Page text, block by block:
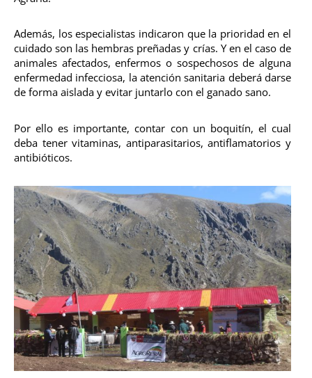
Además, los especialistas indicaron que la prioridad en el
cuidado son las hembras preñadas y crías. Y en el caso de
animales afectados, enfermos o sospechosos de alguna
enfermedad infecciosa, la atención sanitaria deberá darse
de forma aislada y evitar juntarlo con el ganado sano.
Por ello es importante, contar con un boquitín, el cual
deba tener vitaminas, antiparasitarios, antiflamatorios y
antibióticos.